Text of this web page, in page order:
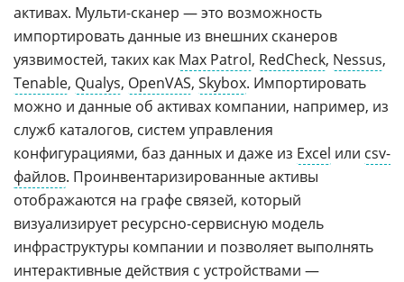
активах. Мульти-сканер — это возможность
импортировать данные из внешних сканеров
уязвимостей, таких как Max Patrol, RedCheck, Nessus,
Tenable, Qualys, OpenVAS, Skybox. Импортировать
можно и данные об активах компании, например, из
служб каталогов, систем управления
конфигурациями, баз данных и даже из Excel или csv-
файлов. Проинвентаризированные активы
отображаются на графе связей, который
визуализирует ресурсно-сервисную модель
инфраструктуры компании и позволяет выполнять
интерактивные действия с устройствами —